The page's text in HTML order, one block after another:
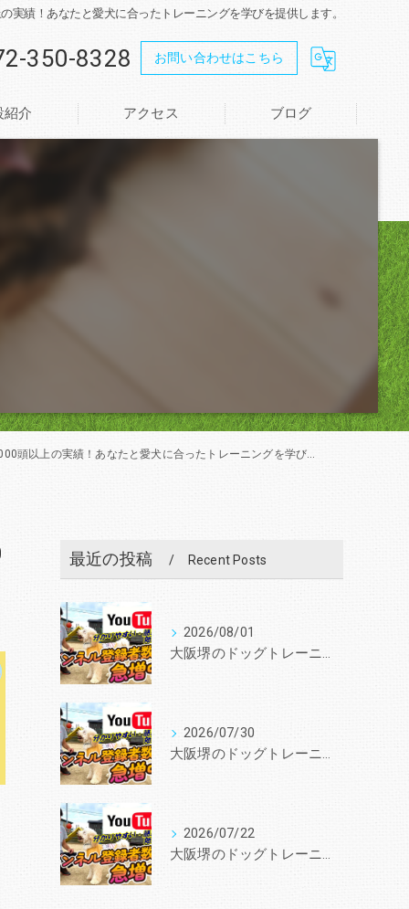
績！あなたと愛犬に合ったトレーニングを学びを提供します。
350-8328 お問い合わせはこちら
紹介 アクセス ブログ
実績！あなたと愛犬に合ったトレーニングを学びを提供します。
最近の投稿 Recent Posts
2026/08/01
大阪堺のドッグトレーニングスクールと言えば『いぬの学校あさか』 30年、3000頭以上の実績！あなたと愛犬に合ったトレーニングを学びを提供します。
2026/07/30
大阪堺のドッグトレーニングスクールと言えば『いぬの学校あさか』 30年、3000頭以上の実績！あなたと愛犬に合ったトレーニングを学びを提供します。
2026/07/22
大阪堺のドッグトレーニングスクールと言えば『いぬの学校あさか』 30年、3000頭以上の実績！あなたと愛犬に合ったトレーニングを学びを提供します。